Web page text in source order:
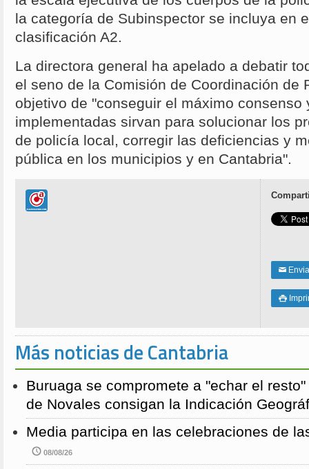
la categoría de Subinspector se incluya en
clasificación A2.
La directora general ha apelado a debatir
el seno de la Comisión de Coordinación de
objetivo de "conseguir el máximo consenso
implementadas sirvan para solucionar los
de policía local, corregir las deficiencias y
pública en los municipios y en Cantabria".
✉

Más noticias de Cantabria
Buruaga se compromete a "echar el
de Novales consigan la Indicación
Media participa en las celebraciones de
08/08/26